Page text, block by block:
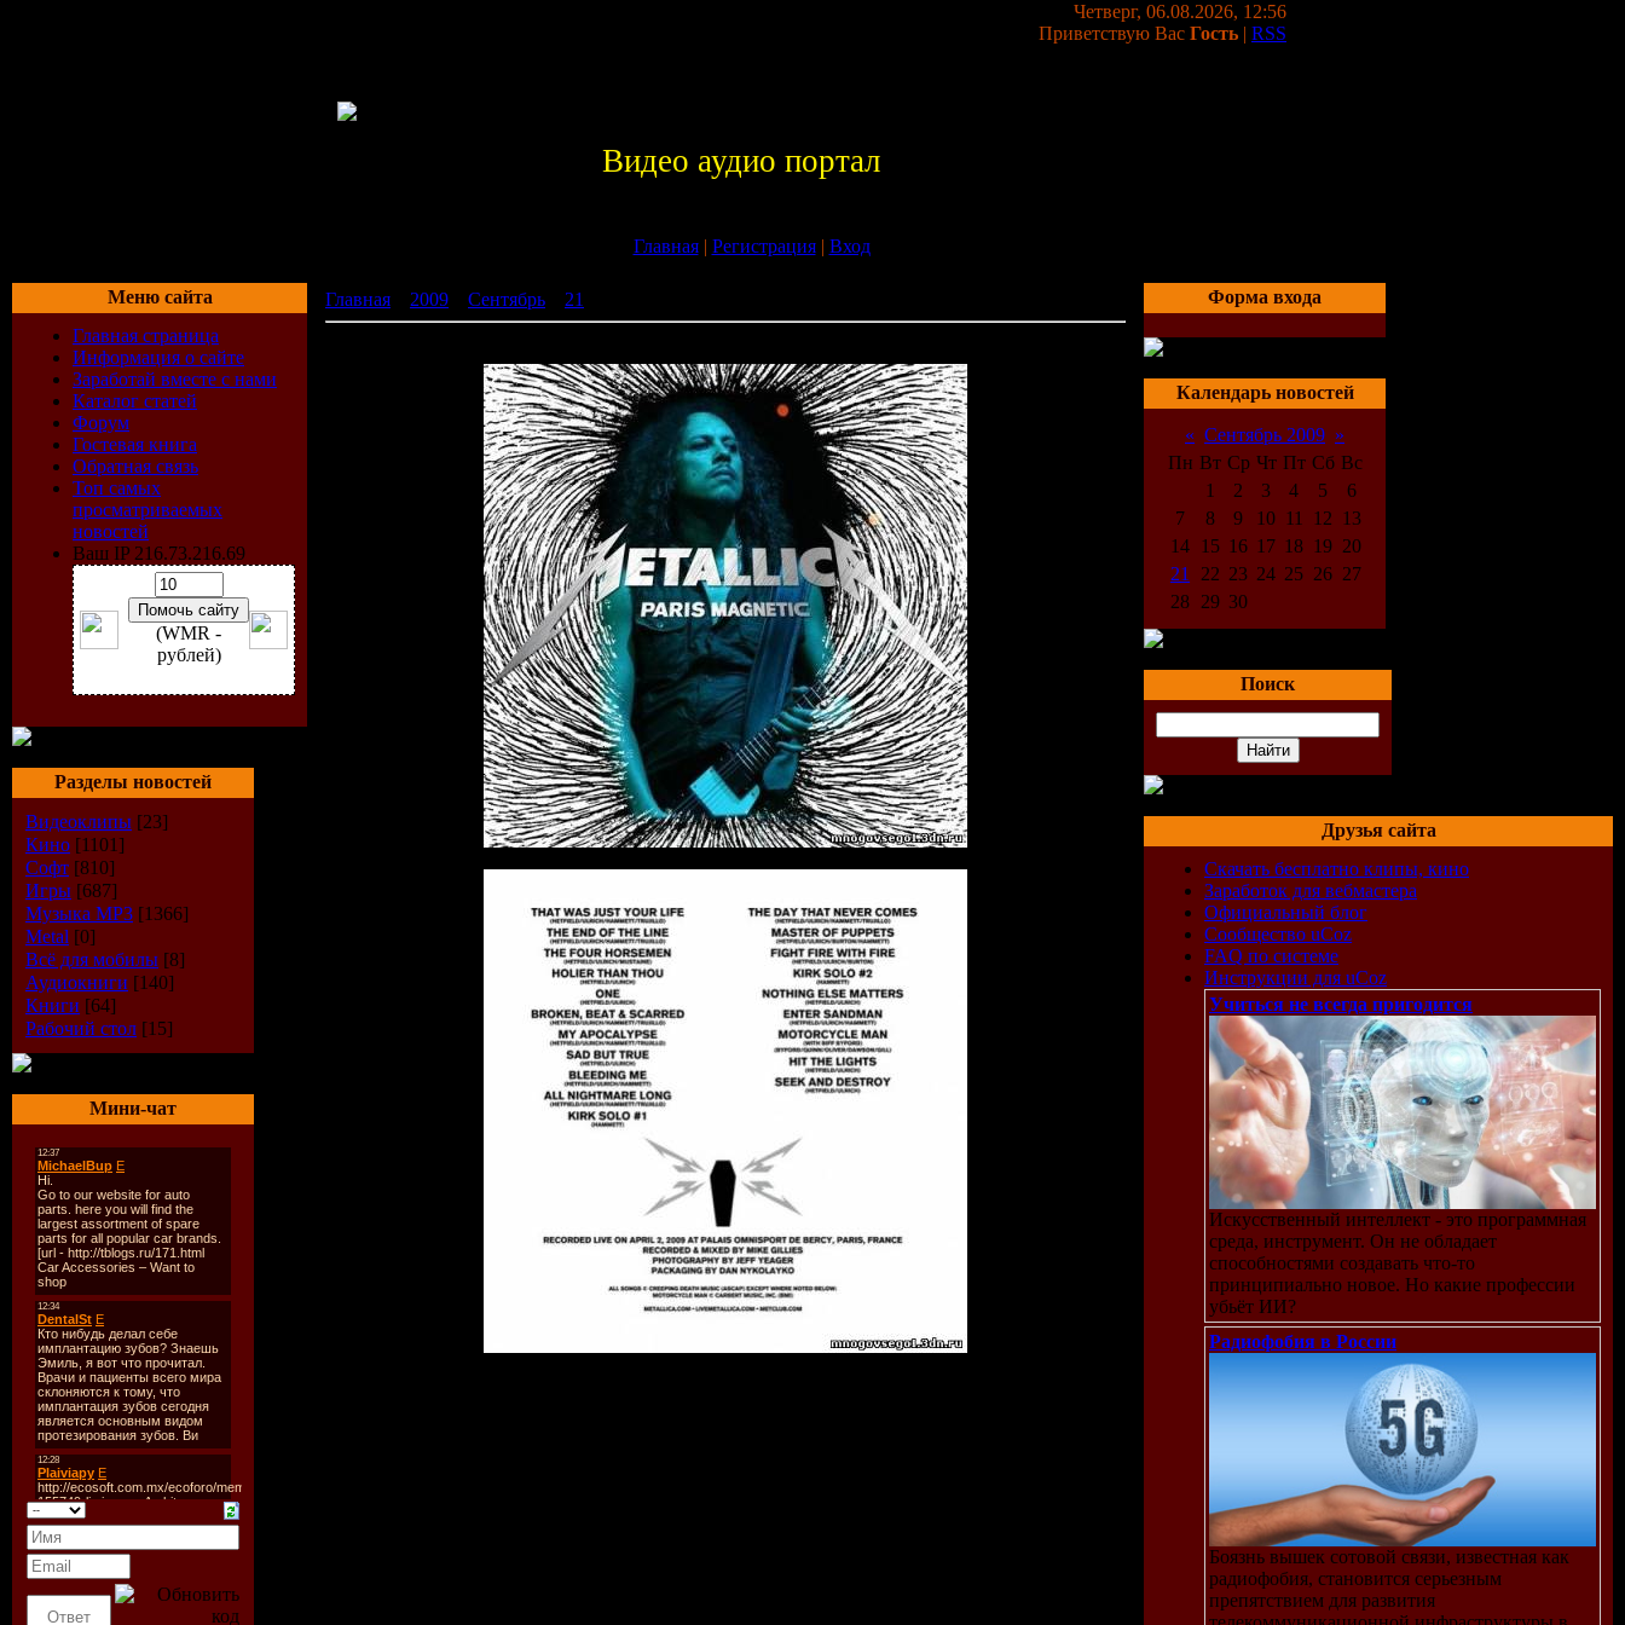
Четверг, 06.08.2026, 12:56
Приветствую Вас Гость | RSS
Видео аудио портал
Главная| Регистрация| Вход
Меню сайта
Главная страница
Информация о сайте
Заработай вместе с нами
Каталог статей
Форум
Гостевая книга
Обратная связь
Топ самых
просматриваемых
новостей
Ваш IP 216.73.216.69
(WMR -
рублей)
Разделы новостей
Видеоклипы [23]
Кино [1101]
Софт [810]
Игры [687]
Музыка МР3 [1366]
Metal [0]
Всё для мобилы [8]
Аудиокниги [140]
Книги [64]
Рабочий стол [15]
Мини-чат
Главная 2009 Сентябрь 21 Форма входа
Календарь новостей
« Сентябрь 2009 »
Пн Вт Ср Чт Пт Сб Вс
1
2 3 4 5
6
7
8 9 10 11 12
13
14
15 16 17 18 19 20
21
22 23 24 25 26 27
28 29 30
Поиск
Друзья сайта
Скачать бесплатно клипы, кино
Заработок для вебмастера
Официальный блог
Сообщество uCoz
FAQ по системе
Инструкции для uCoz
Учиться не всегда пригодится
Искусственный интеллект - это программная
среда, инструмент. Он не обладает
способностями создавать что-то
принципиально новое. Но какие профессии
убьёт ИИ?
Радиофобия в России
Боязнь вышек сотовой связи, известная как
радиофобия, становится серьезным
препятствием для развития